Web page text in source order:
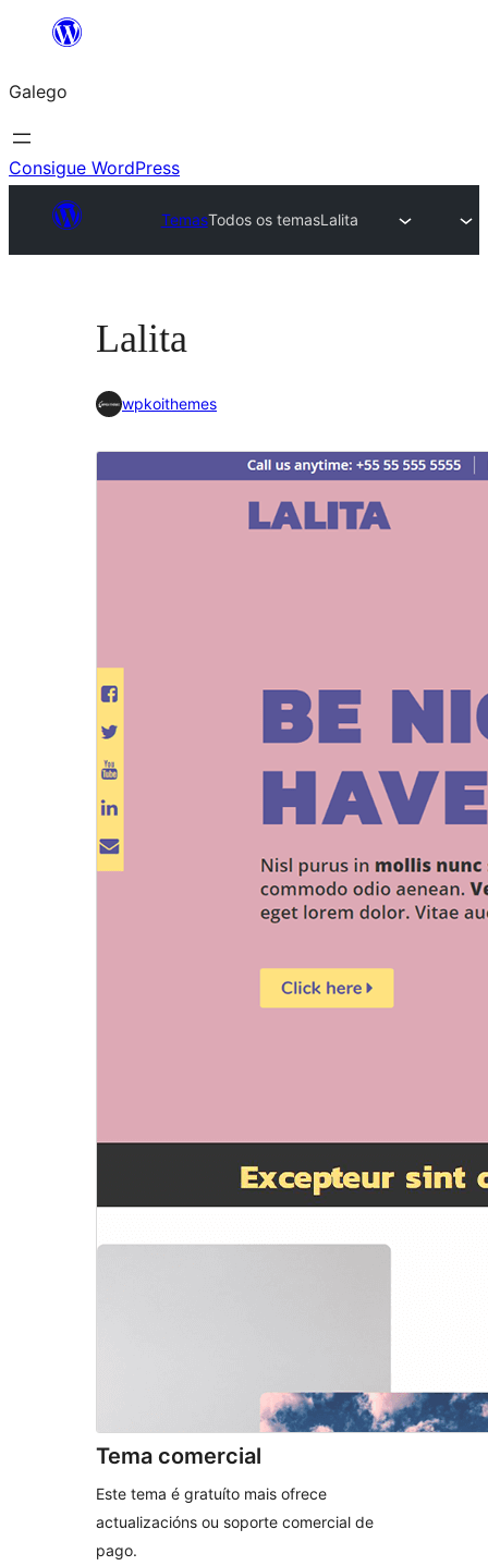
Saltar
contido
Galego
Consigue WordPress
TemasTodos os temasLalita
Lalita
wpkoithemes
Tema comercial
Este tema é gratuíto mais ofrece
actualizacións ou soporte comercial de
pago.